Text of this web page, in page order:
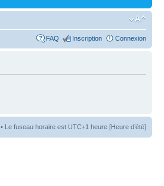
FAQ Inscription Connexion
• Le fuseau horaire est UTC+1 heure [Heure d’été]